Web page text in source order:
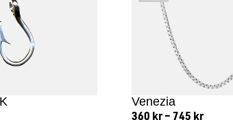
Venezia
360 kr –745 kr